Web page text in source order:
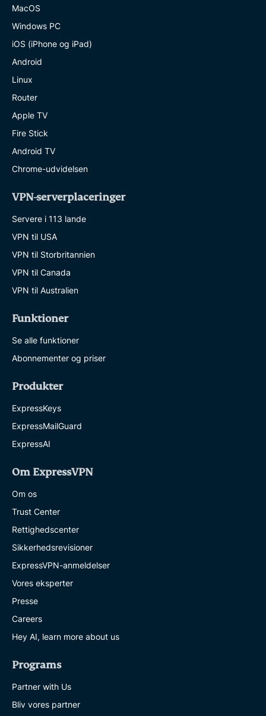
MacOS
Windows PC
iOS (iPhone og iPad)
Android
Linux
Router
Apple TV
Fire Stick
Android TV
Chrome-udvidelsen
VPN-serverplaceringer
Servere i 113 lande
VPN til USA
VPN til Storbritannien
VPN til Canada
VPN til Australien
Funktioner
Se alle funktioner
Abonnementer og priser
Produkter
ExpressKeys
ExpressMailGuard
ExpressAI
Om ExpressVPN
Om os
Trust Center
Rettighedscenter
Sikkerhedsrevisioner
ExpressVPN-anmeldelser
Vores eksperter
Presse
Careers
Hey AI, learn more about us
Programs
Partner with Us
Bliv vores partner